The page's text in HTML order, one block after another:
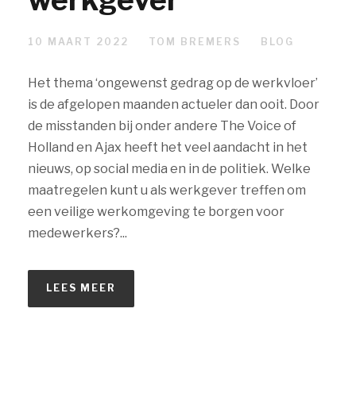
10 MAART 2022 TOM BREMERS BLOG
Het thema ‘ongewenst gedrag op de werkvloer’
is de afgelopen maanden actueler dan ooit. Door
de misstanden bij onder andere The Voice of
Holland en Ajax heeft het veel aandacht in het
nieuws, op social media en in de politiek. Welke
maatregelen kunt u als werkgever treffen om
een veilige werkomgeving te borgen voor
medewerkers?...
LEES MEER